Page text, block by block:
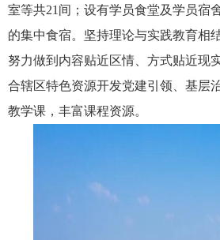
室等共21 间；设有学员食堂及学员宿
的集中食宿。坚持理论与实践教育相
努力做到内容贴近区情、方式贴近现
合辖区特色资源开发党建引领、基层
教学课，丰富课程资源。